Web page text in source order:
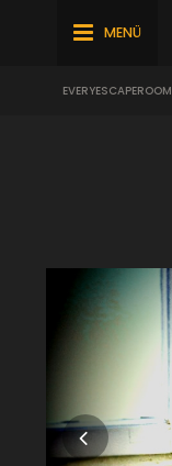
MENÜ
EVERYESCAPEROOM